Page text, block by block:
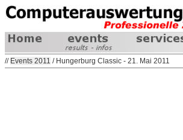
// Events 2011 / Hungerburg Classic - 21. Mai 2011